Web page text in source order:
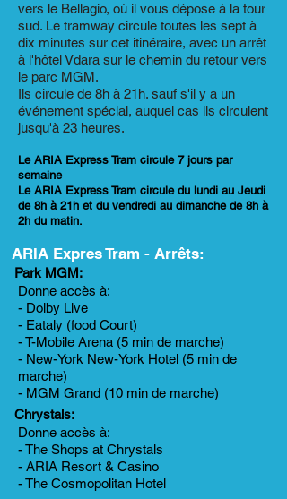
vers le Bellagio, où il vous dépose à la tour
sud. Le tramway circule toutes les sept à
dix minutes sur cet itinéraire, avec un arrêt
à l'hôtel Vdara sur le chemin du retour vers
le parc MGM.
Ils circule de 8h à 21h. sauf s'il y a un
événement spécial, auquel cas ils circulent
jusqu'à 23 heures.
Le ARIA Express Tram circule 7 jours par
semaine
Le ARIA Express Tram circule du lundi au Jeudi
de 8h à 21h et du vendredi au dimanche de 8h à
2h du matin.
ARIA Expres Tram - Arrêts:
Park MGM:
Donne accès à:
- Dolby Live
- Eataly (food Court)
- T-Mobile Arena (5 min de marche)
- New-York New-York Hotel (5 min de
marche)
- MGM Grand (10 min de marche)
Chrystals:
Donne accès à:
- The Shops at Chrystals
- ARIA Resort & Casino
- The Cosmopolitan Hotel